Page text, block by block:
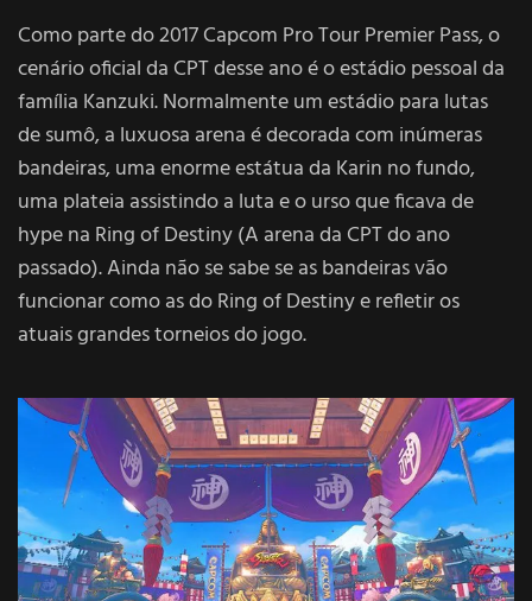
Como parte do 2017 Capcom Pro Tour Premier Pass, o
cenário oficial da CPT desse ano é o estádio pessoal da
família Kanzuki. Normalmente um estádio para lutas
de sumô, a luxuosa arena é decorada com inúmeras
bandeiras, uma enorme estátua da Karin no fundo,
uma plateia assistindo a luta e o urso que ficava de
hype na Ring of Destiny (A arena da CPT do ano
passado). Ainda não se sabe se as bandeiras vão
funcionar como as do Ring of Destiny e refletir os
atuais grandes torneios do jogo.